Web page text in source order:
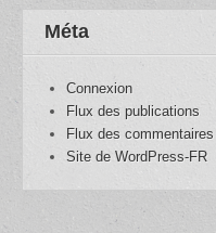
Méta
Connexion
Flux des publications
Flux des commentaires
Site de WordPress-FR